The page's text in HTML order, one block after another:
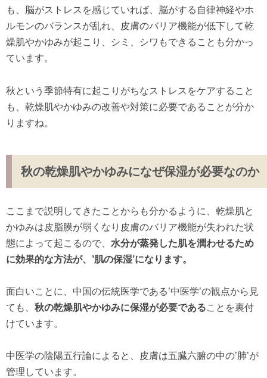
も、脳がストレスを感じていれば、脳がする自律神経やホ
ルモンのバランスが乱れ、皮膚のバリア機能が低下して乾
燥肌やかゆみが起こり、シミ、シワもできることも分かっ
ています。
秋という季節特有に起こりがちなストレスをケアすること
も、乾燥肌やかゆみの改善や対策に必要であることが分か
りますね。
秋の乾燥肌やかゆみになぜ保湿が必要なのか
ここまで説明してきたことからも分かるように、乾燥肌と
かゆみは皮脂膜が弱くなり皮膚のバリア機能が失われた状
態によって起こるので、 水分が蒸発した肌を潤わせるため
に効果的な方法が、’肌の保湿’になります。
面白いことに、中国の伝統医学である’中医学’の観点から見
ても、 秋の乾燥肌やかゆみに保湿が必要であることを裏付
けています。
中医学の陰陽五行論によると、皮膚は五臓六腑の中の’肺’が
管理しています。